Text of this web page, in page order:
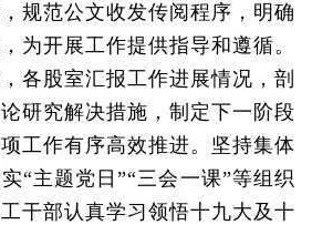
规范公文收发传阅程序，明确
为开展工作提供指导和遵循。
各股室汇报工作进展情况，剖
研究解决措施，制定下一阶段
工作有序高效推进。坚持集体
“主题党日”“三会一课”等组织
干部认真学习领悟十九大及十